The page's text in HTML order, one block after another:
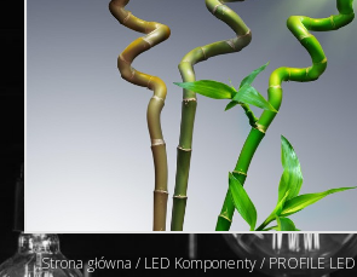
Strona główna / LED Komponenty/ PROFILE LED